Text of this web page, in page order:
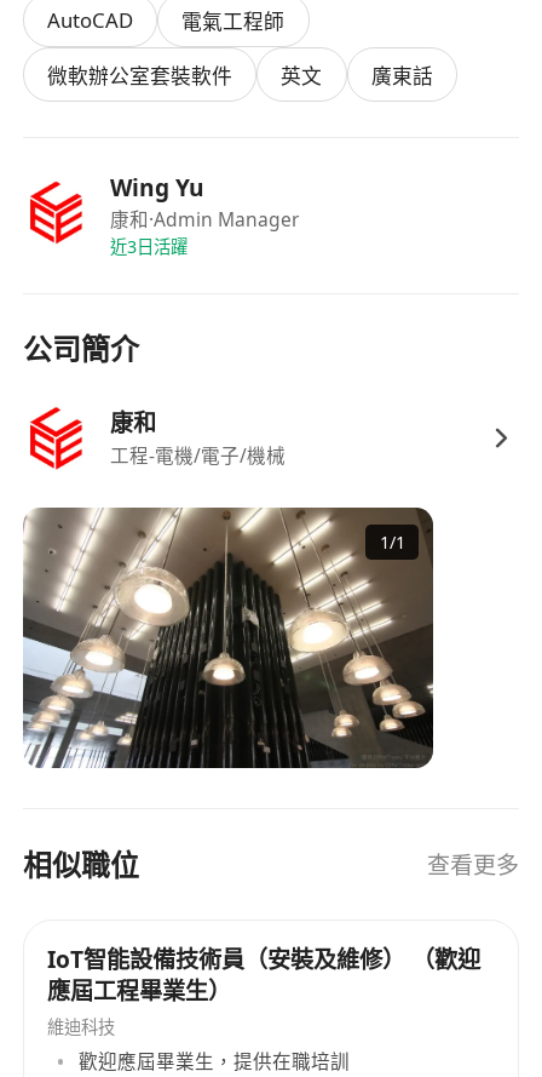
Benefits:
Medical
Double pay
AutoCAD
電氣工程師
微軟辦公室套裝軟件
英文 廣東話
Wing Yu
康和·Admin Manager
近3日活躍
公司簡介
康和
工程-電機/電子/機械
1/1
相似職位 查看更多
IoT智能設備技術員（安裝及維修） （歡迎
應屆工程畢業生）
維迪科技
歡迎應屆畢業生，提供在職培訓